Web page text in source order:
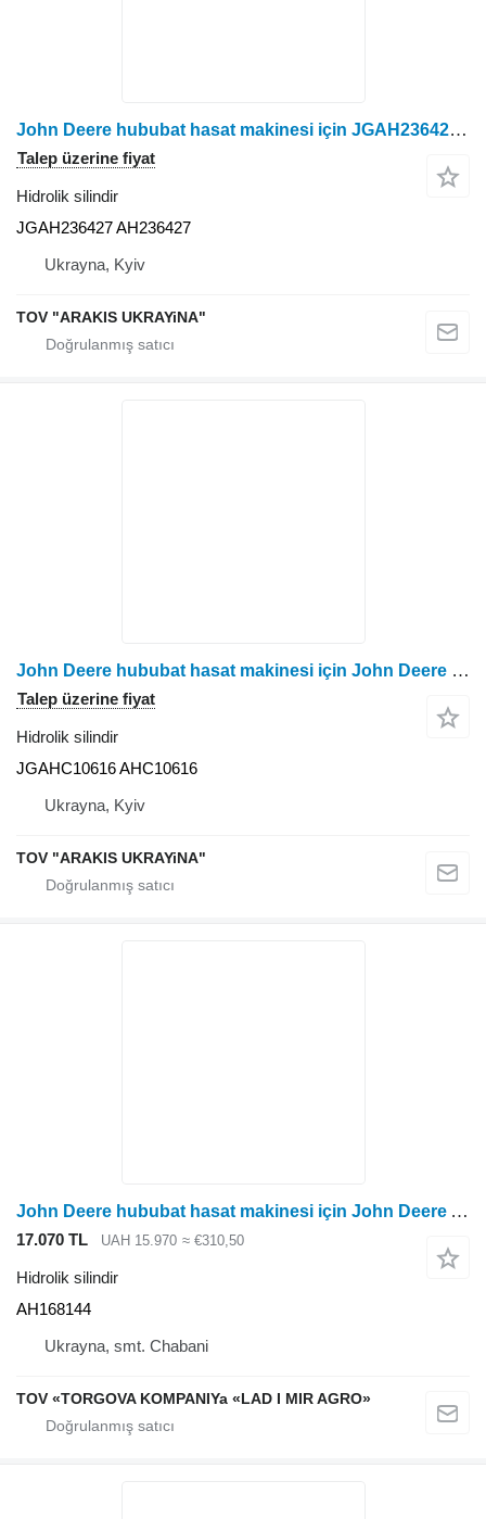
John Deere hububat hasat makinesi için JGAH236427 hidrolik silindir
Talep üzerine fiyat
Hidrolik silindir
JGAH236427 AH236427
Ukrayna, Kyiv
TOV "ARAKIS UKRAYiNA"
John Deere hububat hasat makinesi için John Deere JGAHC10616 hidrolik silindir
Talep üzerine fiyat
Hidrolik silindir
JGAHC10616 AHC10616
Ukrayna, Kyiv
TOV "ARAKIS UKRAYiNA"
John Deere hububat hasat makinesi için John Deere AH168144 hidrolik silindir
17.070 TL UAH 15.970 ≈ €310,50
Hidrolik silindir
AH168144
Ukrayna, smt. Chabani
TOV «TORGOVA KOMPANIYa «LAD I MIR AGRO»